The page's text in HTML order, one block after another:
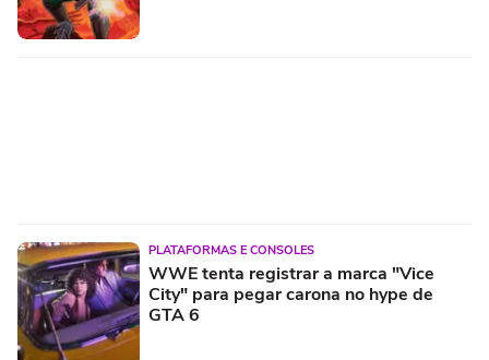
PLATAFORMAS E CONSOLES
WWE tenta registrar a marca "Vice
City" para pegar carona no hype de
GTA 6